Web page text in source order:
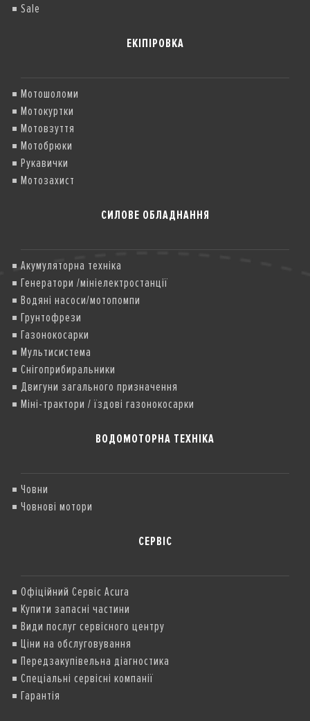
Sale
ЕКІПІРОВКА
Мотошоломи
Мотокуртки
Мотовзуття
Мотобрюки
Рукавички
Мотозахист
СИЛОВЕ ОБЛАДНАННЯ
Акумуляторна техніка
Генератори /мініелектростанції
Водяні насоси/мотопомпи
Грунтофрези
Газонокосарки
Мультисистема
Снігоприбиральники
Двигуни загального призначення
Міні-трактори / їздові газонокосарки
ВОДОМОТОРНА ТЕХНІКА
Човни
Човнові мотори
СЕРВІС
Офіційний Сервіс Acura
Купити запасні частини
Види послуг сервісного центру
Ціни на обслуговування
Передзакупівельна діагностика
Спеціальні сервісні компанії
Гарантія